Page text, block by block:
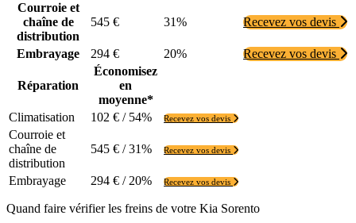
Courroie et
chaîne de
distribution
545 € 31% Recevez vos devis
Embrayage 294 € 20% Recevez vos devis
Réparation
Économisez
en
moyenne*
Climatisation
102 € / 54% Recevez vos devis
Courroie et
chaîne de
distribution
545 € / 31% Recevez vos devis
Embrayage 294 € / 20% Recevez vos devis
Quand faire vérifier les freins de votre Kia Sorento